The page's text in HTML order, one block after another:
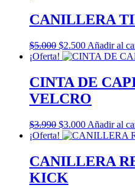
era:
$3.990.
es:
$2.500.
CANILLERA
$5.000 El
precio
era:
$5.000.
$2.500El
precio
es:
$2.500.
Añadir al
¡Oferta!
CINTA DE
VELCRO
$3.990 El
precio
era:
$3.990.
$3.000El
precio
es:
$3.000.
Añadir al
¡Oferta!
CANILLERA
KICK